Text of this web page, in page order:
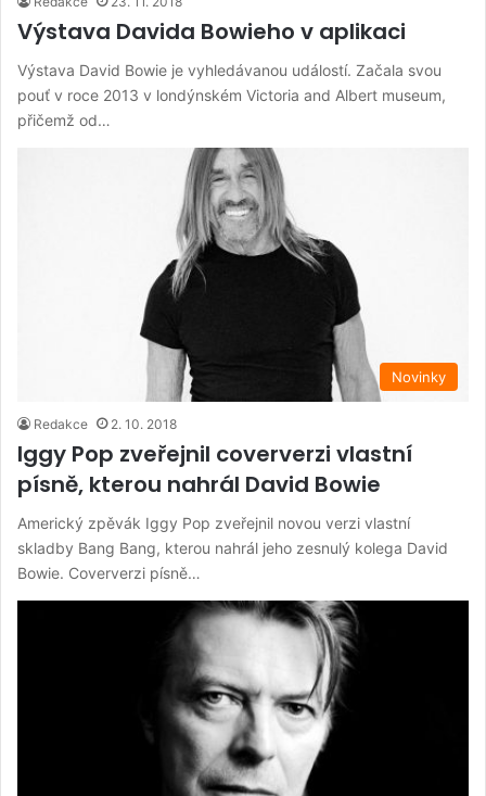
Výstava Davida Bowieho v aplikaci
Výstava David Bowie je vyhledávanou událostí. Začala svou
pouť v roce 2013 v londýnském Victoria and Albert museum,
přičemž od…
Novinky
Redakce 2. 10. 2018
Iggy Pop zveřejnil coververzi vlastní
písně, kterou nahrál David Bowie
Americký zpěvák Iggy Pop zveřejnil novou verzi vlastní
skladby Bang Bang, kterou nahrál jeho zesnulý kolega David
Bowie. Coververzi písně…